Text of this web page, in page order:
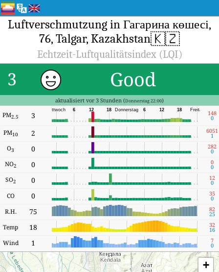
Luftverschmutzung in Гагарина көшесі,
76, Talgar, Kazakhstan🇰🇿
Echtzeit-Luftqualitätsindex (LQI)
3 Good
aktualisiert vor 3 Stunden (Donnerstag 22:00)
PM2.5 3
Freitag
18
12
6
Donnerstag
18
12
6
Mittwoch 148
0
PM10 2 6051
1
O3 0 282
0
NO2 0 0
0
SO2 0 12
0
CO 0 35
0
R.H. 75 82
25
Temp 18 32
16
Wind 1 7
0
+